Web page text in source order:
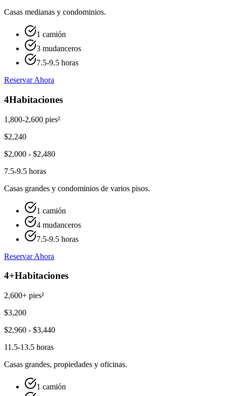
Casas medianas y condominios.
1 camión
3 mudanceros
7.5-9.5 horas
Reservar Ahora
4Habitaciones
1,800-2,600 pies²
$2,240
$2,000 - $2,480
7.5-9.5 horas
Casas grandes y condominios de varios pisos.
1 camión
4 mudanceros
7.5-9.5 horas
Reservar Ahora
4+Habitaciones
2,600+ pies²
$3,200
$2,960 - $3,440
11.5-13.5 horas
Casas grandes, propiedades y oficinas.
1 camión